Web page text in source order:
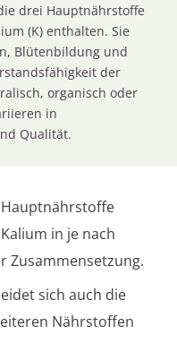
drei Hauptnährstoffe
(K) enthalten. Sie
Blütenbildung und
der
organisch oder
in
Qualität.
in je nach
Zusammensetzung.
sich auch die
Nährstoffen